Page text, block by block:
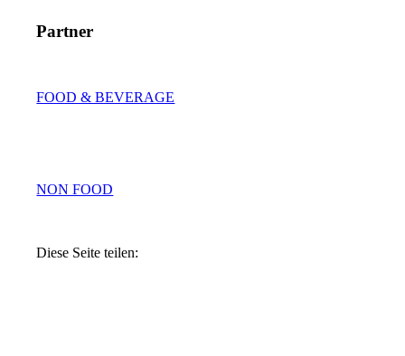
Partner
FOOD & BEVERAGE
NON FOOD
Diese Seite teilen: